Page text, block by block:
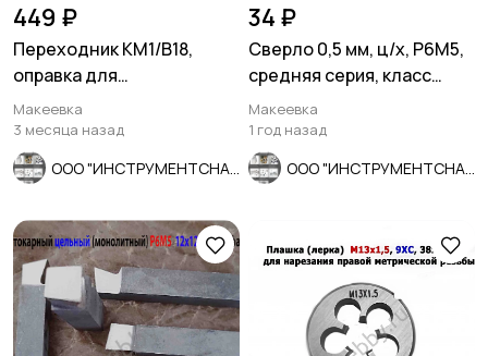
449 ₽
Переходник КМ1/В18,
оправка для
сверлильного патрона,
ГОСТ 2682-86.
Макеевка
3 месяца назад
34 ₽
Сверло 0,5 мм, ц/х, Р6М5,
средняя серия, класс
точности А1, 22/6 мм.
Макеевка
1 год назад